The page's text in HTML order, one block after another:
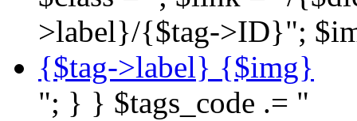
>label}/{$tag->ID}";
{$tag->label} {$img}
"; } } $tags_code .= "